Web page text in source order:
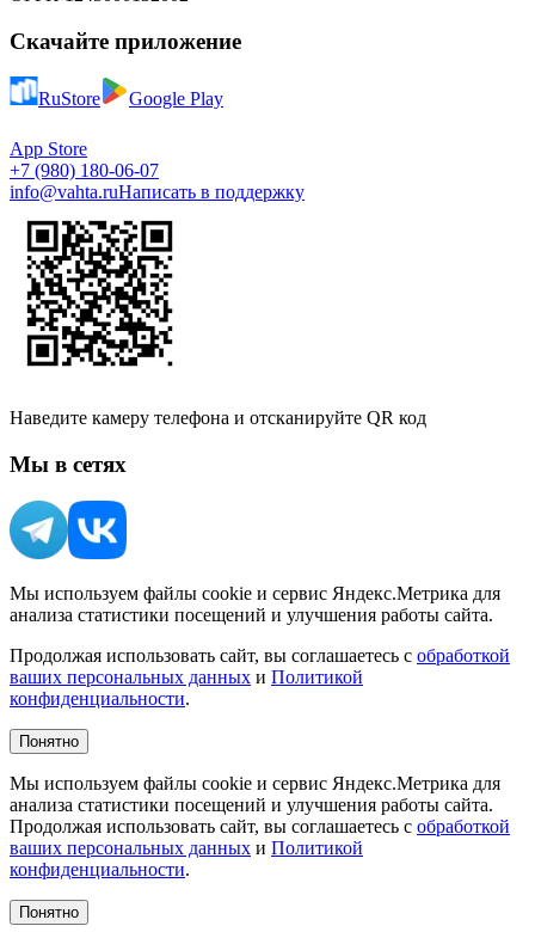
Скачайте приложение
RuStore Google Play
App Store
+7 (980) 180-06-07
info@vahta.ruНаписать в поддержку
Наведите камеру телефона и отсканируйте QR код
Мы в сетях
Мы используем файлы cookie и сервис Яндекс.Метрика для
анализа статистики посещений и улучшения работы сайта.
Продолжая использовать сайт, вы соглашаетесь с обработкой
ваших персональных данных и Политикой
конфиденциальности.
Понятно
Мы используем файлы cookie и сервис Яндекс.Метрика для
анализа статистики посещений и улучшения работы сайта.
Продолжая использовать сайт, вы соглашаетесь с обработкой
ваших персональных данных и Политикой
конфиденциальности.
Понятно